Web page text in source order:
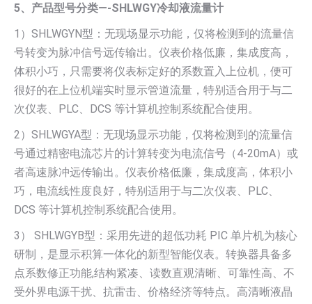
5、产品型号分类—-SHLWGY冷却液流量计
1）SHLWGYN型：无现场显示功能，仅将检测到的流量信
号转变为脉冲信号远传输出。仪表价格低廉，集成度高，
体积小巧，只需要将仪表标定好的系数置入上位机，便可
很好的在上位机端实时显示管道流量，特别适合用于与二
次仪表、PLC、DCS 等计算机控制系统配合使用。
2）SHLWGYA型：无现场显示功能，仅将检测到的流量信
号通过精密电流芯片的计算转变为电流信号（4-20mA）或
者高速脉冲远传输出。仪表价格低廉，集成度高，体积小
巧，电流线性度良好，特别适用于与二次仪表、PLC、
DCS 等计算机控制系统配合使用。
3） SHLWGYB型：采用先进的超低功耗 PIC 单片机为核心
研制，是显示积算一体化的新型智能仪表。转换器具备多
点系数修正功能,结构紧凑、读数直观清晰、可靠性高、不
受外界电源干扰、抗雷击、价格经济等特点。高清晰液晶